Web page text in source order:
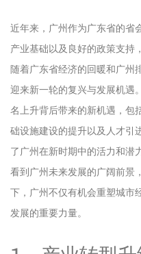
近年来，广州作为广东省的省
产业基础以及良好的政策支持
随着广东省经济的回暖和广州
迎来新一轮的复兴与发展机遇
名上升背后带来的新机遇，包
础设施建设的提升以及人才引
了广州在新时期中的活力和潜
看到广州未来发展的广阔前景
下，广州不仅有机会重塑城市
发展的重要力量。